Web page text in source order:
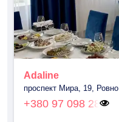
Adaline
проспект Мира, 19, Ровно
+380 97 098 28